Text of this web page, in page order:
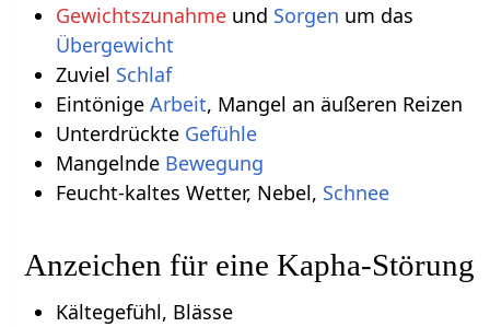
Gewichtszunahmeund Sorgen um das
Übergewicht
Zuviel Schlaf
Eintönige Arbeit, Mangel an äußeren Reizen
Unterdrückte Gefühle
Mangelnde Bewegung
Feucht-kaltes Wetter, Nebel, Schnee
Anzeichen für eine Kapha-Störung
Kältegefühl, Blässe